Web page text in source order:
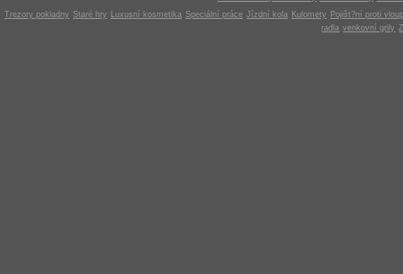
Trezory pokladny Staré hry Luxusní kosmetika Speciální práce Jízdní kola Kulomety
Pojišt?ní proti
radla venkovní grily